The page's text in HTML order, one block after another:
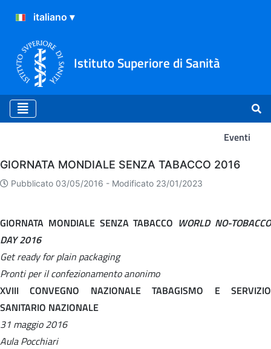
Istituto Superiore di Sanità
Eventi
Eventi
GIORNATA MONDIALE SENZA TABACCO 2016
Pubblicato 03/05/2016 - Modificato 23/01/2023
GIORNATA MONDIALE SENZA TABACCO WORLD NO-TOBACCO
DAY 2016
Get ready for plain packaging
Pronti per il confezionamento anonimo
XVIII CONVEGNO NAZIONALE TABAGISMO E SERVIZIO
SANITARIO NAZIONALE
31 maggio 2016
Aula Pocchiari